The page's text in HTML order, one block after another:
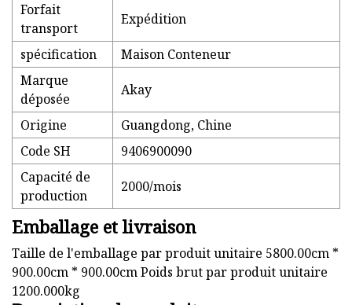
Forfait
transport
Expédition
spécification
Maison Conteneur
Marque
déposée
Akay
Origine
Guangdong, Chine
Code SH
9406900090
Capacité de
production
2000/mois
Emballage et livraison
Taille de l'emballage par produit unitaire 5800.00cm *
900.00cm * 900.00cm Poids brut par produit unitaire
1200.000kg